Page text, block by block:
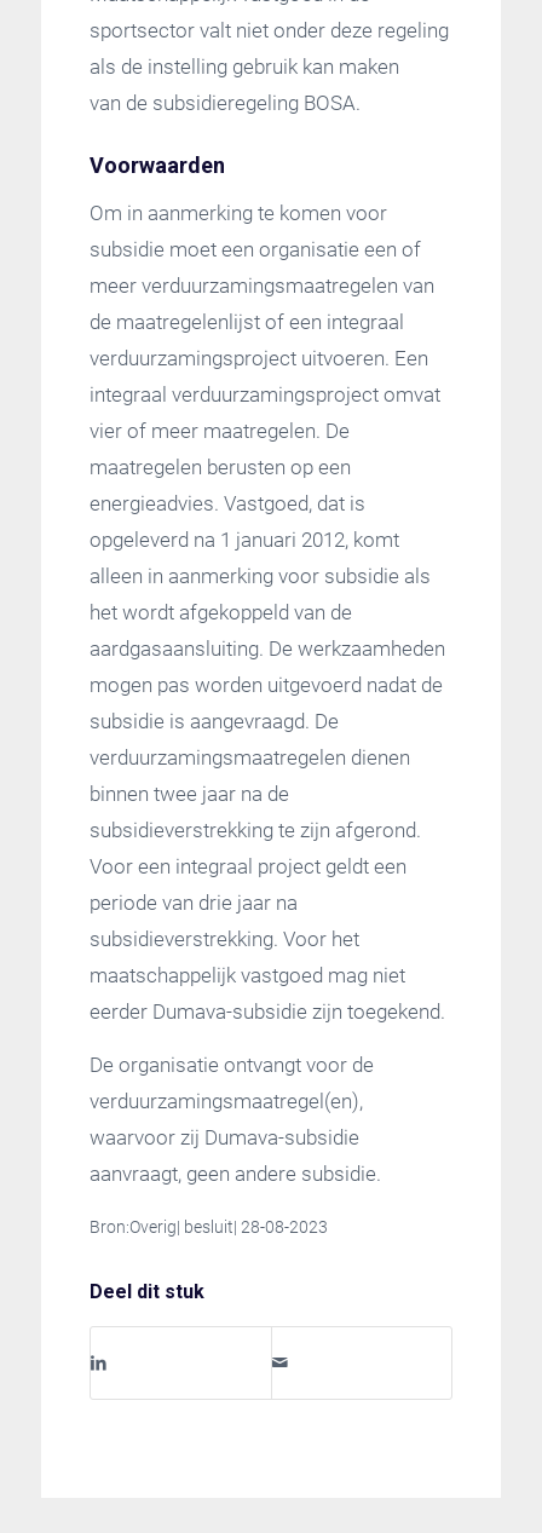
sportsector valt niet onder deze regeling
als de instelling gebruik kan maken
van de subsidieregeling BOSA.
Voorwaarden
Om in aanmerking te komen voor
subsidie moet een organisatie een of
meer verduurzamingsmaatregelen van
de maatregelenlijst of een integraal
verduurzamingsproject uitvoeren. Een
integraal verduurzamingsproject omvat
vier of meer maatregelen. De
maatregelen berusten op een
energieadvies. Vastgoed, dat is
opgeleverd na 1 januari 2012, komt
alleen in aanmerking voor subsidie als
het wordt afgekoppeld van de
aardgasaansluiting. De werkzaamheden
mogen pas worden uitgevoerd nadat de
subsidie is aangevraagd. De
verduurzamingsmaatregelen dienen
binnen twee jaar na de
subsidieverstrekking te zijn afgerond.
Voor een integraal project geldt een
periode van drie jaar na
subsidieverstrekking. Voor het
maatschappelijk vastgoed mag niet
eerder Dumava-subsidie zijn toegekend.
De organisatie ontvangt voor de
verduurzamingsmaatregel(en),
waarvoor zij Dumava-subsidie
aanvraagt, geen andere subsidie.
Bron:Overig| besluit| 28-08-2023
Deel dit stuk